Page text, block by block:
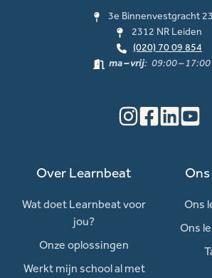
3e Binnenvestgracht
2312 NR Leiden
(020) 70 09 854
ma – vrij: 09:00 – 17:00
Over Learnbeat
Wat doet Learnbeat voor
jou?
Onze oplossingen
Werkt mijn school al met
Ons
Ons